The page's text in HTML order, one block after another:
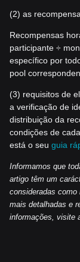
(2) as
Recompensas
participante ÷
específico por
pool
(3) requisitos de
a verificação de
distribuição da
condições de
está o seu guia
Informamos que
artigo têm um
consideradas como
mais detalhadas e
informações, visite